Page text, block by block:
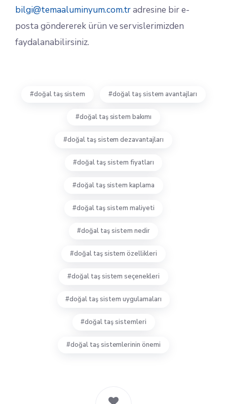
bilgi@temaaluminyum.com.tradresine bir e-
posta göndererek ürün ve servislerimizden
faydalanabilirsiniz.
doğal taş sistem doğal taş sistem avantajları
doğal taş sistem bakımı
doğal taş sistem dezavantajları
doğal taş sistem fiyatları
doğal taş sistem kaplama
doğal taş sistem maliyeti
doğal taş sistem nedir
doğal taş sistem özellikleri
doğal taş sistem seçenekleri
doğal taş sistem uygulamaları
doğal taş sistemleri
doğal taş sistemlerinin önemi